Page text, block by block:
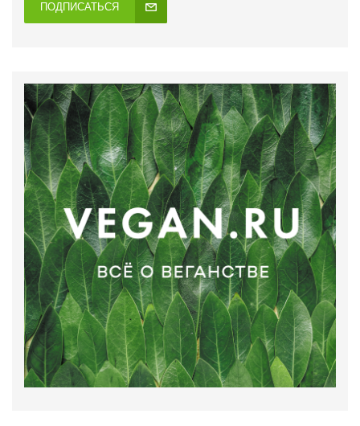
ПОДПИСАТЬСЯ